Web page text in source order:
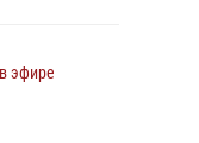
эфире